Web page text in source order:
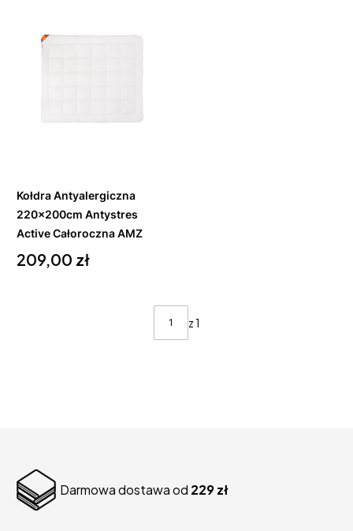
Kołdra Antyalergiczna
220x200cm Antystres
Active Całoroczna AMZ
Cena
209,00 zł
z 1
Darmowa dostawa od 229 zł